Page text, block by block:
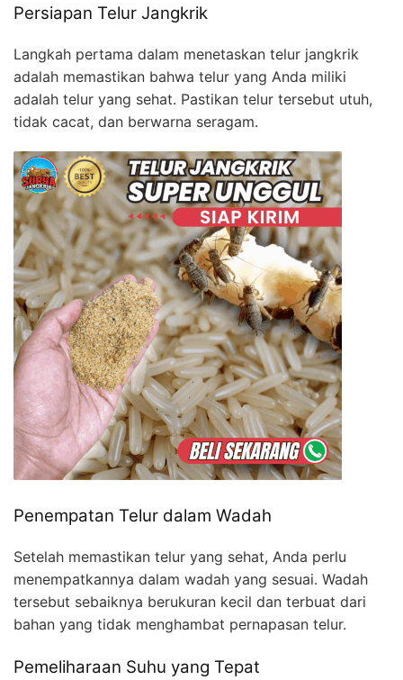
Persiapan Telur Jangkrik
Langkah pertama dalam menetaskan telur jangkrik
adalah memastikan bahwa telur yang Anda miliki
adalah telur yang sehat. Pastikan telur tersebut utuh,
tidak cacat, dan berwarna seragam.
Penempatan Telur dalam Wadah
Setelah memastikan telur yang sehat, Anda perlu
menempatkannya dalam wadah yang sesuai. Wadah
tersebut sebaiknya berukuran kecil dan terbuat dari
bahan yang tidak menghambat pernapasan telur.
Pemeliharaan Suhu yang Tepat